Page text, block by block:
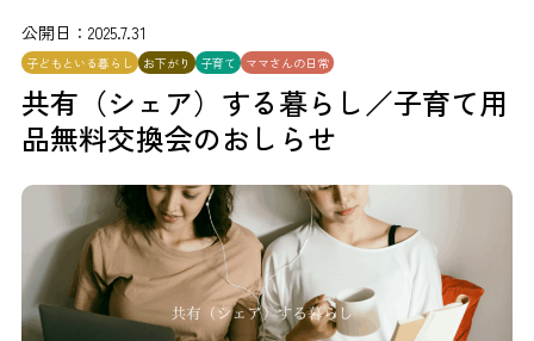
公開日：2025.7.31
子どもといる暮らし お下がり 子育て ママさんの日常
共有（シェア）する暮らし／子育て用
品無料交換会のおしらせ